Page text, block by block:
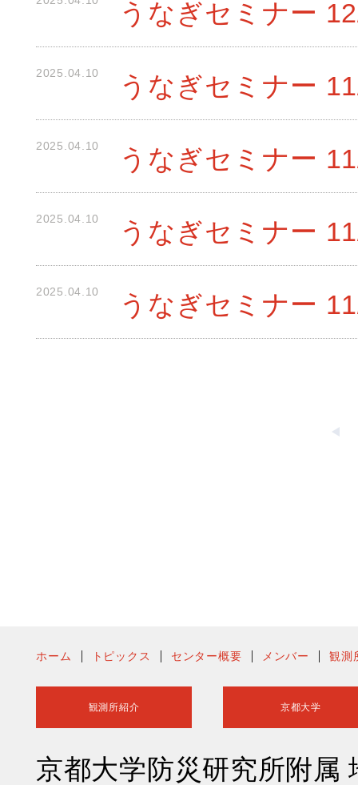
うなぎセミナー
2025.04.10 うなぎセミナー
2025.04.10 うなぎセミナー
2025.04.10 うなぎセミナー
2025.04.10 うなぎセミナー
ホーム トピックス センター概要 メンバー 観測
観測所紹介 京都大学
京都大学防災研究所附